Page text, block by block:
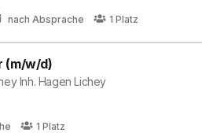
nach Absprache 1 Platz
(m/w/d)
Inh. Hagen Lichey
1 Platz